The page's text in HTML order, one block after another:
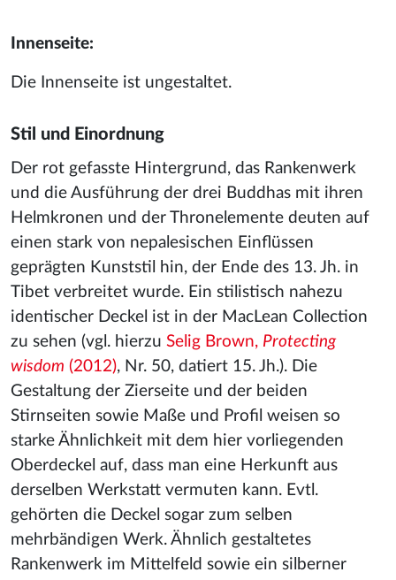
Innenseite:
Die Innenseite ist ungestaltet.
Stil und Einordnung
Der rot gefasste Hintergrund, das Rankenwerk
und die Ausführung der drei Buddhas mit ihren
Helmkronen und der Thronelemente deuten auf
einen stark von nepalesischen Einflüssen
geprägten Kunststil hin, der Ende des 13. Jh. in
Tibet verbreitet wurde. Ein stilistisch nahezu
identischer Deckel ist in der MacLean Collection
zu sehen (vgl. hierzu Selig Brown, Protecting
wisdom (2012), Nr. 50, datiert 15. Jh.). Die
Gestaltung der Zierseite und der beiden
Stirnseiten sowie Maße und Profil weisen so
starke Ähnlichkeit mit dem hier vorliegenden
Oberdeckel auf, dass man eine Herkunft aus
derselben Werkstatt vermuten kann. Evtl.
gehörten die Deckel sogar zum selben
mehrbändigen Werk. Ähnlich gestaltetes
Rankenwerk im Mittelfeld sowie ein silberner